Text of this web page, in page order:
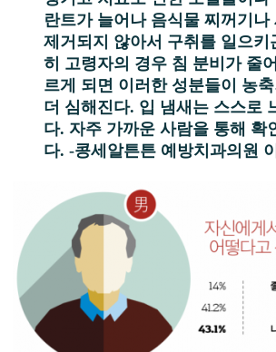
란트가 늘어나 음식물 찌꺼기나
제거되지 않아서 구취를 일으키
히 고령자의 경우 침 분비가 줄
르게 되면 이러한 성분들이 농
더 심해진다. 입 냄새는 스스로
다. 자주 가까운 사람을 통해 확
다. -콩세알튼튼 예방치과의원